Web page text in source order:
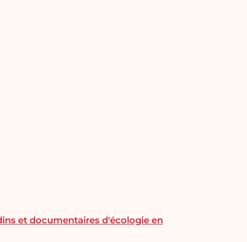
et documentaires d'écologie en